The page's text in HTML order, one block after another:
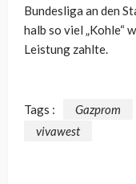
Bundesliga an den
halb so viel „Kohle“
Leistung zahlte.
Tags : Gazprom
vivawest